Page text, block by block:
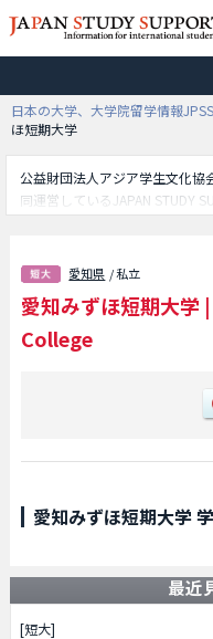
日本の大学、大学院留学情報JPSS
ほ短期大学
公益財団法人アジア学生文化協
同運営しているJAPAN STUDY
別情報や、募集定員や合格者数
人留学生に必要な情報を掲載し
愛知県 / 私立
愛知みずほ短期大学 |
College
愛知みずほ短期大学
最近
[短大]